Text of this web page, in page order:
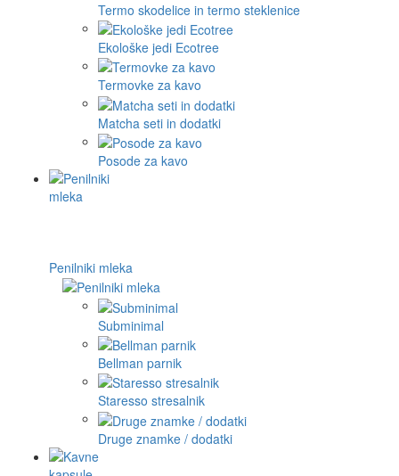
Termo skodelice in termo steklenice
Ekološke jedi Ecotree
Termovke za kavo
Matcha seti in dodatki
Posode za kavo
Penilniki mleka
Subminimal
Bellman parnik
Staresso stresalnik
Druge znamke / dodatki